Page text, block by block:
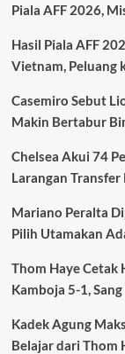
Piala AFF 2026,
Hasil Piala AFF
Vietnam, Peluang
Casemiro Sebut
Makin Bertabur
Chelsea Akui 74
Larangan
Mariano Peralta
Pilih Utamakan
Thom Haye Cetak
Kamboja 5-1,
Kadek Agung
Belajar dari Thom